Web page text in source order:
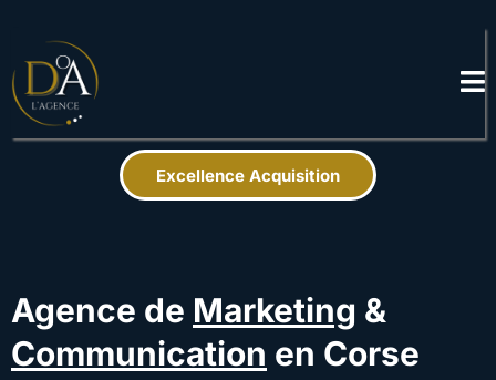
Excellence Acquisition
Agence de Marketing &
Communication en Corse